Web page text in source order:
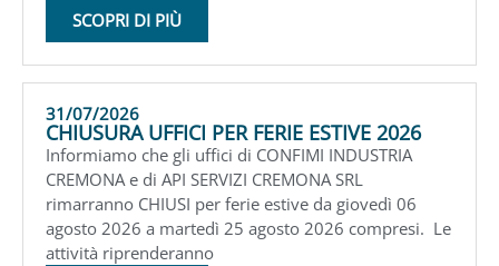
SCOPRI DI PIÙ
31/07/2026
CHIUSURA UFFICI PER FERIE ESTIVE 2026
Informiamo che gli uffici di CONFIMI INDUSTRIA
CREMONA e di API SERVIZI CREMONA SRL
rimarranno CHIUSI per ferie estive da giovedì 06
agosto 2026 a martedì 25 agosto 2026 compresi. Le
attività riprenderanno